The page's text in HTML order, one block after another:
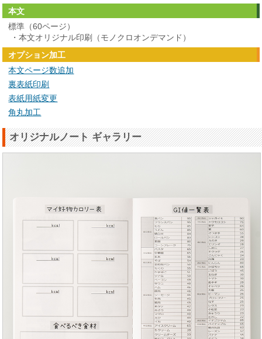
本文
標準（60ページ）
・本文オリジナル印刷（モノクロオンデマンド）
オプション加工
本文ページ数追加
裏表紙印刷
表紙用紙変更
角丸加工
オリジナルノート ギャラリー